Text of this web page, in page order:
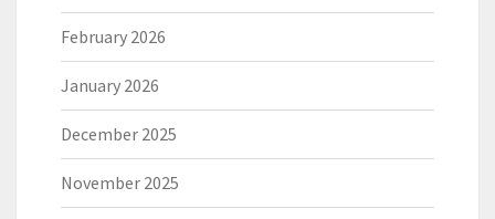
February 2026
January 2026
December 2025
November 2025